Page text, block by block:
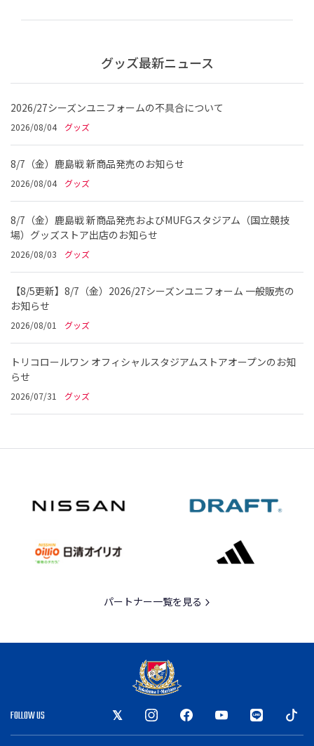
グッズ最新ニュース
2026/27シーズンユニフォームの不具合について
2026/08/04 グッズ
8/7（金）鹿島戦 新商品発売のお知らせ
2026/08/04 グッズ
8/7（金）鹿島戦 新商品発売およびMUFGスタジアム（国立競技
場）グッズストア出店のお知らせ
2026/08/03 グッズ
【8/5更新】8/7（金）2026/27シーズンユニフォーム 一般販売の
お知らせ
2026/08/01 グッズ
トリコロールワン オフィシャルスタジアムストアオープンのお知
らせ
2026/07/31 グッズ
パートナー一覧を見る
FOLLOW US